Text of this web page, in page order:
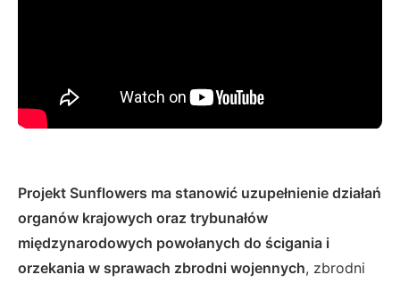
Projekt Sunflowers ma stanowić uzupełnienie działań
organów krajowych oraz trybunałów
międzynarodowych powołanych do ścigania i
orzekania w sprawach zbrodni wojennych, zbrodni